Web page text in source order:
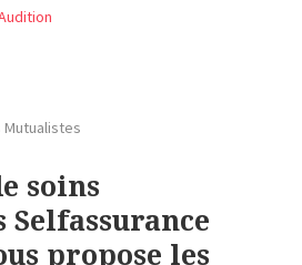
soins
propose les